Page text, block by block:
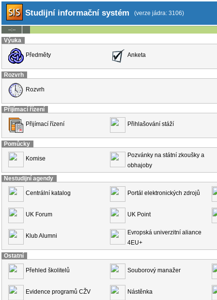
Studijní informační systém (verze jádra: 3106)
--:--
Výuka
Předměty Anketa
Rozvrh
Rozvrh
Přijímací řízení
Přijímací řízení Přihlašování stáží
Pomůcky
Komise
Pozvánky na státní zkoušky a
obhajoby
Nestudijní agendy
Centrální katalog Portál elektronických zdrojů
UK Forum UK Point
Klub Alumni
Evropská univerzitní aliance
4EU+
Ostatní
Přehled školitelů Souborový manažer
Evidence programů CŽV Nástěnka